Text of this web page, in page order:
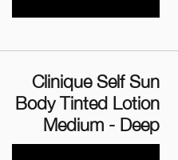
Clinique Self Sun
Body Tinted Lotion
Medium - Deep